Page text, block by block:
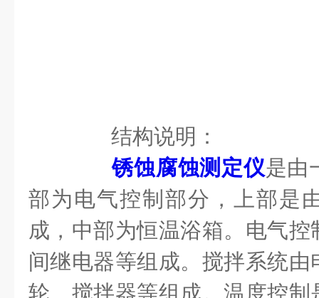
结构说明：
锈蚀腐蚀测定仪是由
部为电气控制部分，上部是
成，中部为恒温浴箱。电气
间继电器等组成。搅拌系统
轮、搅拌器等组成。温度控